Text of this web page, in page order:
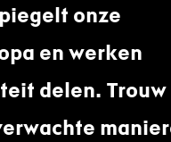
onze
en werken
delen. Trouw